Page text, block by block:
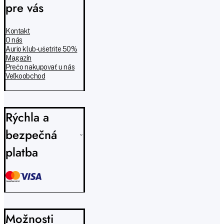
pre vás
Kontakt
O nás
Aurio klub - ušetrite 50%
Magazín
Prečo nakupovať u nás
Veľkoobchod
Rýchla a
bezpečná
platba
Možnosti